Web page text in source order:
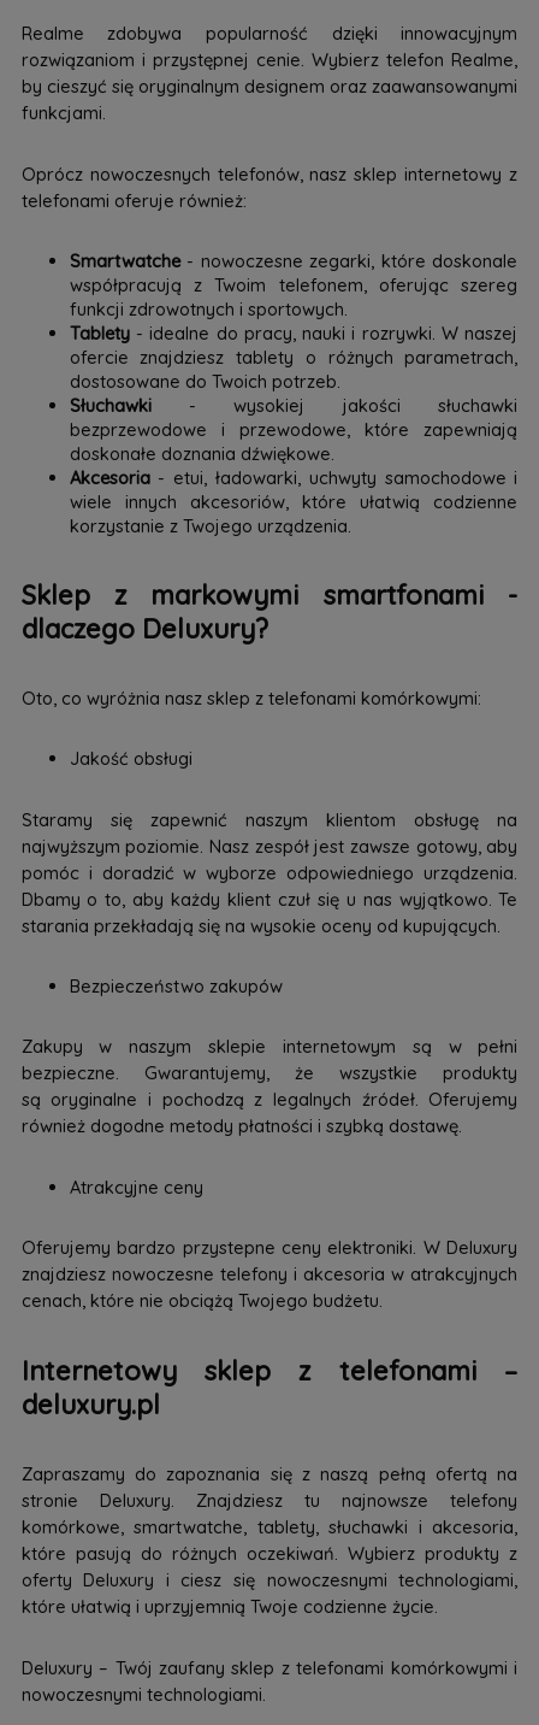
Realme zdobywa popularność dzięki innowacyjnym
rozwiązaniom i przystępnej cenie. Wybierz telefon Realme,
by cieszyć się oryginalnym designem oraz zaawansowanymi
funkcjami.
Oprócz nowoczesnych telefonów, nasz sklep internetowy z
telefonami oferuje również:
Smartwatche- nowoczesne zegarki, które doskonale
współpracują z Twoim telefonem, oferując szereg
funkcji zdrowotnych i sportowych.
Tablety- idealne do pracy, nauki i rozrywki. W naszej
ofercie znajdziesz tablety o różnych parametrach,
dostosowane do Twoich potrzeb.
Słuchawki- wysokiej jakości słuchawki
bezprzewodowe i przewodowe, które zapewniają
doskonałe doznania dźwiękowe.
Akcesoria- etui, ładowarki, uchwyty samochodowe i
wiele innych akcesoriów, które ułatwią codzienne
korzystanie z Twojego urządzenia.
Sklep z markowymi smartfonami -
dlaczego Deluxury?
Oto, co wyróżnia nasz sklep z telefonami komórkowymi:
Jakość obsługi
Staramy się zapewnić naszym klientom obsługę na
najwyższym poziomie. Nasz zespół jest zawsze gotowy, aby
pomóc i doradzić w wyborze odpowiedniego urządzenia.
Dbamy o to, aby każdy klient czuł się u nas wyjątkowo. Te
starania przekładają się na wysokie oceny od kupujących.
Bezpieczeństwo zakupów
Zakupy w naszym sklepie internetowym są w pełni
bezpieczne. Gwarantujemy, że wszystkie produkty
są oryginalne i pochodzą z legalnych źródeł. Oferujemy
również dogodne metody płatności i szybką dostawę.
Atrakcyjne ceny
Oferujemy bardzo przystepne ceny elektroniki. W Deluxury
znajdziesz nowoczesne telefony i akcesoria w atrakcyjnych
cenach, które nie obciążą Twojego budżetu.
Internetowy sklep z telefonami –
deluxury.pl
Zapraszamy do zapoznania się z naszą pełną ofertą na
stronie Deluxury. Znajdziesz tu najnowsze telefony
komórkowe, smartwatche, tablety, słuchawki i akcesoria,
które pasują do różnych oczekiwań. Wybierz produkty z
oferty Deluxury i ciesz się nowoczesnymi technologiami,
które ułatwią i uprzyjemnią Twoje codzienne życie.
Deluxury – Twój zaufany sklep z telefonami komórkowymi i
nowoczesnymi technologiami.